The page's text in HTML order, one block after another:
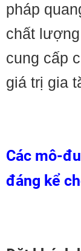
pháp
chất
cung cấp
giá trị gia
Các mô-
đáng kể